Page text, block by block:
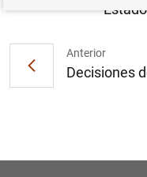
Anterior
Decisiones